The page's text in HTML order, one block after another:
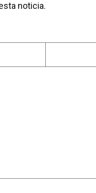
noticia.
SUSANA PÉREZ